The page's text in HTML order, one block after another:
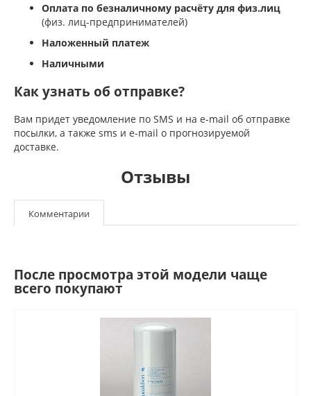
Оплата по безналичному расчёту для физ.лиц
(физ. лиц-предпринимателей)
Наложенный платеж
Наличными
Как узнать об отправке?
Вам придет уведомление по SMS и на e-mail об отправке
посылки, а также sms и e-mail о прогнозируемой
доставке.
Отзывы
Комментарии
После просмотра этой модели чаще
всего покупают